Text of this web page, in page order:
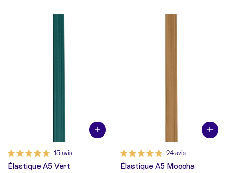
15 avis
Élastique A5 Vert
24 avis
Élastique A5 Moccha